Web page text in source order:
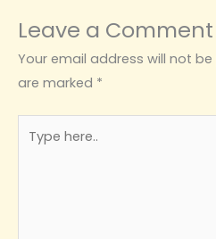
Leave a Comment
Your email address will not be
are marked *
here..